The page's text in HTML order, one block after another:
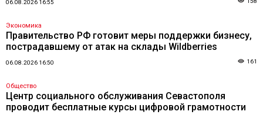
06.08.2026 16:55
Экономика
Правительство РФ готовит меры поддержки бизнесу,
пострадавшему от атак на склады Wildberries
06.08.2026 16:50 161
Общество
Центр социального обслуживания Севастополя
проводит бесплатные курсы цифровой грамотности